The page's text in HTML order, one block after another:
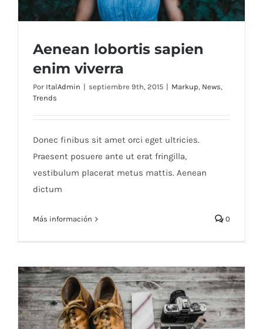
Aenean lobortis sapien
enim viverra
Por ItalAdmin | septiembre 9th, 2015 | Markup, News,
Trends
Donec finibus sit amet orci eget ultricies.
Praesent posuere ante ut erat fringilla,
vestibulum placerat metus mattis. Aenean
dictum
Más información 0